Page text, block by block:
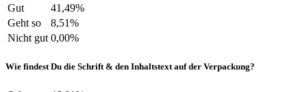
Gut
41,49%
Geht so
8,51%
Nicht gut 0,00%
Wie findest Du die Schrift & den Inhaltstext auf der Verpackung?